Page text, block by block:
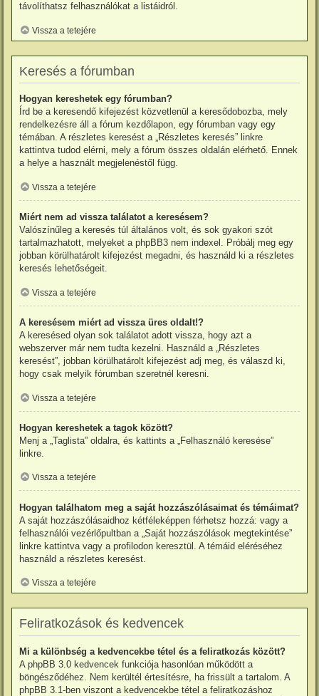
távolíthatsz felhasználókat a listáidról.
Vissza a tetejére
Keresés a fórumban
Hogyan kereshetek egy fórumban?
Írd be a keresendő kifejezést közvetlenül a keresődobozba, mely
rendelkezésre áll a fórum kezdőlapon, egy fórumban vagy egy
témában. A részletes keresést a „Részletes keresés” linkre
kattintva tudod elérni, mely a fórum összes oldalán elérhető. Ennek
a helye a használt megjelenéstől függ.
Vissza a tetejére
Miért nem ad vissza találatot a keresésem?
Valószínűleg a keresés túl általános volt, és sok gyakori szót
tartalmazhatott, melyeket a phpBB3 nem indexel. Próbálj meg egy
jobban körülhatárolt kifejezést megadni, és használd ki a részletes
keresés lehetőségeit.
Vissza a tetejére
A keresésem miért ad vissza üres oldalt!?
A keresésed olyan sok találatot adott vissza, hogy azt a
webszerver már nem tudta kezelni. Használd a „Részletes
keresést”, jobban körülhatárolt kifejezést adj meg, és válaszd ki,
hogy csak melyik fórumban szeretnél keresni.
Vissza a tetejére
Hogyan kereshetek a tagok között?
Menj a „Taglista” oldalra, és kattints a „Felhasználó keresése”
linkre.
Vissza a tetejére
Hogyan találhatom meg a saját hozzászólásaimat és témáimat?
A saját hozzászólásaidhoz kétféleképpen férhetsz hozzá: vagy a
felhasználói vezérlőpultban a „Saját hozzászólások megtekintése”
linkre kattintva vagy a profilodon keresztül. A témáid eléréséhez
használd a részletes keresést.
Vissza a tetejére
Feliratkozások és kedvencek
Mi a különbség a kedvencekbe tétel és a feliratkozás között?
A phpBB 3.0 kedvencek funkciója hasonlóan működött a
böngésződéhez. Nem kerültél értesítésre, ha frissült a tartalom. A
phpBB 3.1-ben viszont a kedvencekbe tétel a feliratkozáshoz